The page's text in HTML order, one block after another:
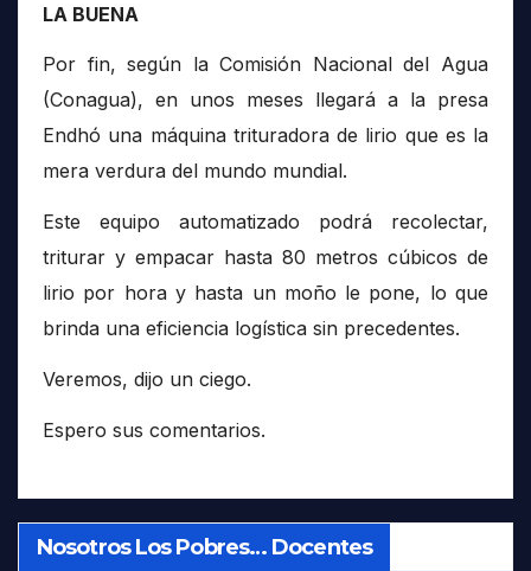
LA BUENA
Por fin, según la Comisión Nacional del Agua
(Conagua), en unos meses llegará a la presa
Endhó una máquina trituradora de lirio que es la
mera verdura del mundo mundial.
Este equipo automatizado podrá recolectar,
triturar y empacar hasta 80 metros cúbicos de
lirio por hora y hasta un moño le pone, lo que
brinda una eficiencia logística sin precedentes.
Veremos, dijo un ciego.
Espero sus comentarios.
Nosotros Los Pobres… Docentes